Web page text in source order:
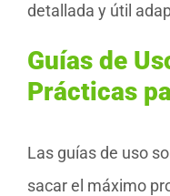
detallada y útil
Guías de
Prácticas
Las guías de uso
sacar el máximo